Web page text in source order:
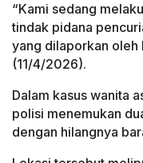
“Kami sedang
tindak pidana
yang dilaporkan oleh
(11/4/2026).
Dalam kasus wanita
polisi menemukan
dengan hilangnya